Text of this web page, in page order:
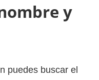
y
puedes buscar el